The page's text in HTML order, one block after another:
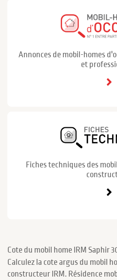
Annonces de mobil-homes
et
Fiches techniques des
Cote du mobil home IRM Saphir
Calculez la cote argus du mobil
constructeur IRM. Résidence